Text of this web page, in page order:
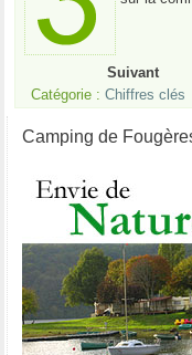
Suivant
Catégorie :Chiffres clés
Camping de